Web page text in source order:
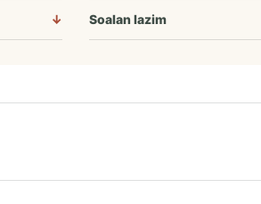
Soalan lazim